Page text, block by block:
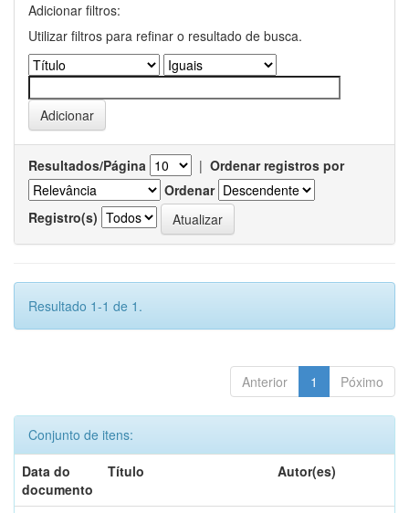
Adicionar filtros:
Utilizar filtros para refinar o resultado de busca.
Resultados/Página | Ordenar registros por
Ordenar
Registro(s)
Resultado 1-1 de 1.
Anterior 1 Póximo
Conjunto de itens:
Data do
documento
Título Autor(es)